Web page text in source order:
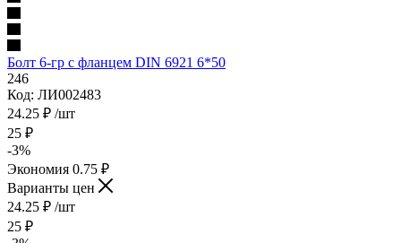
Болт 6-гр с фланцем DIN 6921 6*50
246
Код: ЛИ002483
24.25 ₽ /шт
25 ₽
-3%
Экономия 0.75 ₽
Варианты цен
24.25 ₽ /шт
25 ₽